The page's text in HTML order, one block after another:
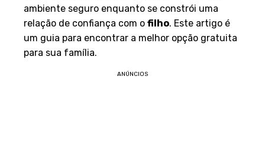
ambiente seguro enquanto se constrói uma
relação de confiança com o filho. Este artigo é
um guia para encontrar a melhor opção gratuita
para sua família.
ANÚNCIOS